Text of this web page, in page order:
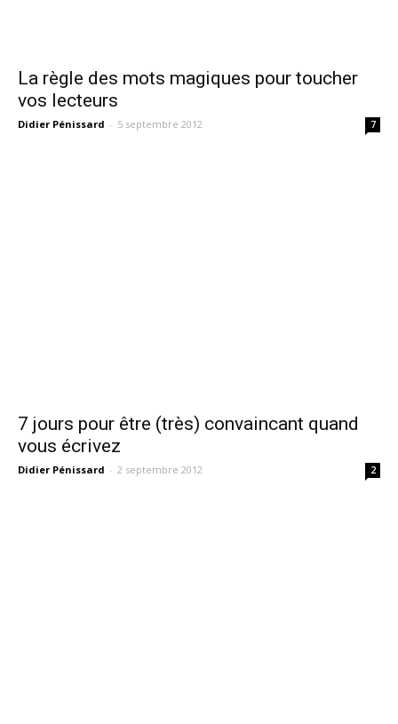
La règle des mots magiques pour toucher
vos lecteurs
Didier Pénissard - 5 septembre 2012 7
7 jours pour être (très) convaincant quand
vous écrivez
Didier Pénissard - 2 septembre 2012 2